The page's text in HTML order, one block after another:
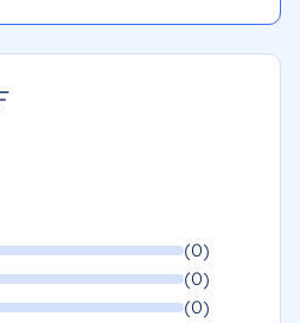
(0)
(0)
(0)